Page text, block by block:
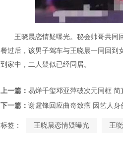
王晓晨恋情疑曝光。秘会帅哥共同回
餐过后，该男子驾车与王晓晨一同回到
到家中，二人疑似已经同居。
上一篇： 易烊千玺邓亚萍破次元同框 简
下一篇： 谢霆锋回应曲奇致癌 因艺人身
标签： 王晓晨恋情疑曝光 王